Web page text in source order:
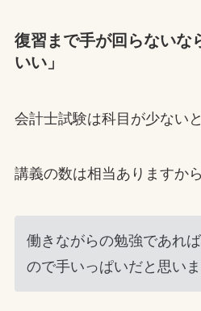
復習まで手が回らないな
いい」
会計士試験は科目が少ない
講義の数は相当ありますから
働きながらの勉強であれ
ので手いっぱいだと思いま